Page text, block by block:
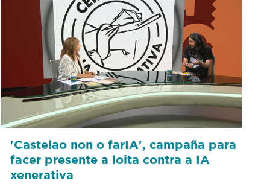
'Castelao non o farIA', campaña para
facer presente a loita contra a IA
xenerativa